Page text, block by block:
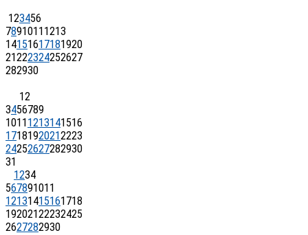
123456
7891011 1213
14151617181920
21222324252627
282930
12
3456789
1011 1213141516
17181920212223
24252627282930
31
1234
567891011
12131415161718
19202122232425
2627282930